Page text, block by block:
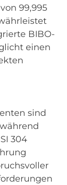
99,995
BIBO-
einen
sind
304